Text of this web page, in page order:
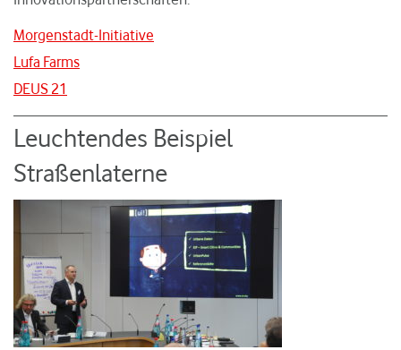
Morgenstadt-Initiative
Lufa Farms
DEUS 21
Leuchtendes Beispiel
Straßenlaterne